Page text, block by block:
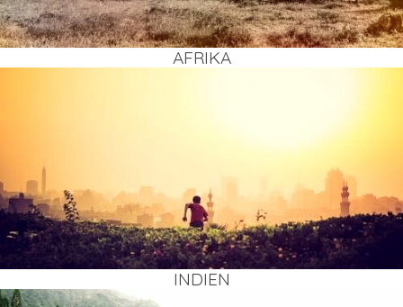
AFRI­KA
INDI­EN